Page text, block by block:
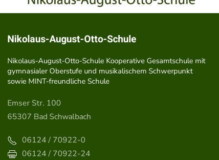
Nikolaus-August-Otto-Schule
Nikolaus-August-Otto-Schule Kooperative Gesamtschule mit
gymnasialer Oberstufe und musikalischem Schwerpunkt
sowie MINT-freundliche Schule
Emser Str. 100
65307 Bad Schwalbach
06124 / 70922-0
06124 / 70922-24